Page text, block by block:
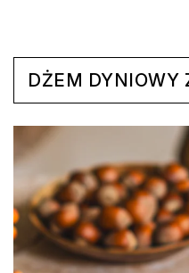
DŻEM DYNIOWY